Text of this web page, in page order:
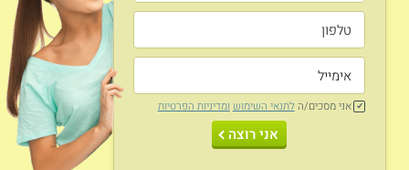
אני מסכים/הלתנאי השימושומדיניות הפרטיות
אני רוצה